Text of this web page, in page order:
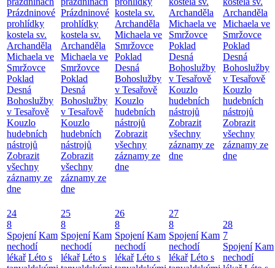
Prázdninové
prohlídky
kostela sv.
Archanděla
Michaela ve
Smržovce
Poklad
Desná
Bohoslužby
v Tesařově
Kouzlo
hudebních
nástrojů
Zobrazit
všechny
záznamy ze
dne
Prázdninové
prohlídky
kostela sv.
Archanděla
Michaela ve
Smržovce
Poklad
Desná
Bohoslužby
v Tesařově
Kouzlo
hudebních
nástrojů
Zobrazit
všechny
záznamy ze
dne
kostela sv.
Archanděla
Michaela ve
Smržovce
Poklad
Desná
Bohoslužby
v Tesařově
Kouzlo
hudebních
nástrojů
Zobrazit
všechny
záznamy ze
dne
Archanděla
Michaela ve
Smržovce
Poklad
Desná
Bohoslužby
v Tesařově
Kouzlo
hudebních
nástrojů
Zobrazit
všechny
záznamy ze
dne
Archanděla
Michaela ve
Smržovce
Poklad
Desná
Bohoslužby
v Tesařově
Kouzlo
hudebních
nástrojů
Zobrazit
všechny
záznamy ze
dne
24
8
Spojení Kam
nechodí
lékař Léto s
25
8
Spojení Kam
nechodí
lékař Léto s
26
8
Spojení Kam
nechodí
lékař Léto s
27
8
Spojení Kam
nechodí
lékař Léto s
28
7
Spojení Kam
nechodí